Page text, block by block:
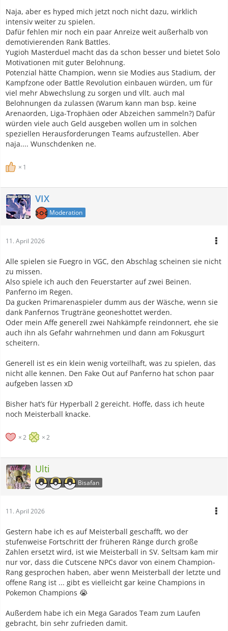
Naja, aber es hyped mich jetzt noch nicht dazu, wirklich
intensiv weiter zu spielen.
Dafür fehlen mir noch ein paar Anreize weit außerhalb von
demotivierenden Rank Battles.
Yugioh Masterduel macht das da schon besser und bietet Solo
Motivationen mit guter Belohnung.
Potenzial hätte Champion, wenn sie Modies aus Stadium, der
Kampfzone oder Battle Revolution einbauen würden, um für
viel mehr Abwechslung zu sorgen und vllt. auch mal
Belohnungen da zulassen (Warum kann man bsp. keine
Arenaorden, Liga-Trophäen oder Abzeichen sammeln?) Dafür
würden viele auch Geld ausgeben wollen um in solchen
speziellen Herausforderungen Teams aufzustellen. Aber
naja.... Wunschdenken ne.
1
VIX
Moderation
11. April 2026
Alle spielen sie Fuegro in VGC, den Abschlag scheinen sie nicht
zu missen.
Also spiele ich auch den Feuerstarter auf zwei Beinen.
Panferno im Regen.
Da gucken Primarenaspieler dumm aus der Wäsche, wenn sie
dank Panfernos Trugträne geoneshottet werden.
Oder mein Affe generell zwei Nahkämpfe reindonnert, ehe sie
auch ihn als Gefahr wahrnehmen und dann am Fokusgurt
scheitern.
Generell ist es ein klein wenig vorteilhaft, was zu spielen, das
nicht alle kennen. Den Fake Out auf Panferno hat schon paar
aufgeben lassen xD
Bisher hat’s für Hyperball 2 gereicht. Hoffe, dass ich heute
noch Meisterball knacke.
2 2
Ulti
Bisafan
11. April 2026
Gestern habe ich es auf Meisterball geschafft, wo der
stufenweise Fortschritt der früheren Ränge durch große
Zahlen ersetzt wird, ist wie Meisterball in SV. Seltsam kam mir
nur vor, dass die Cutscene NPCs davor von einem Champion-
Rang gesprochen haben, aber wenn Meisterball der letzte und
offene Rang ist ... gibt es vielleicht gar keine Champions in
Pokemon Champions 😭
Außerdem habe ich ein Mega Garados Team zum Laufen
gebracht, bin sehr zufrieden damit.